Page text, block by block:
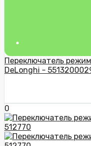
Переключатель
DeLonghi -
0